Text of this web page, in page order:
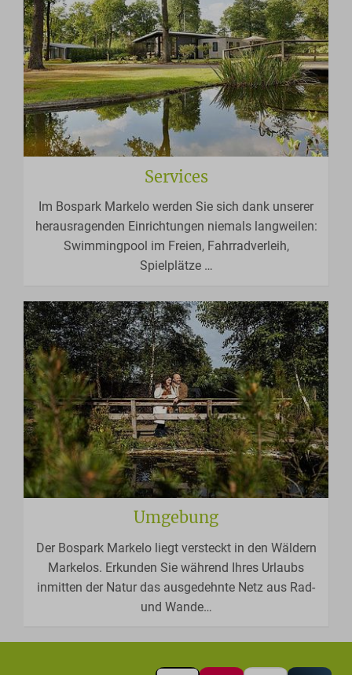
Services
Im Bospark Markelo werden Sie sich dank unserer
herausragenden Einrichtungen niemals langweilen:
Swimmingpool im Freien, Fahrradverleih,
Spielplätze …
Umgebung
Der Bospark Markelo liegt versteckt in den Wäldern
Markelos. Erkunden Sie während Ihres Urlaubs
inmitten der Natur das ausgedehnte Netz aus Rad-
und Wande…